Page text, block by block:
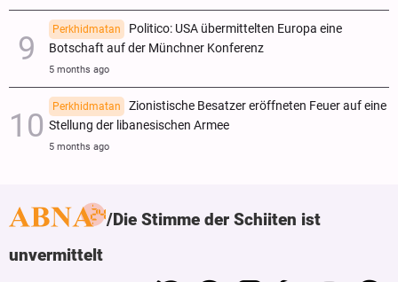
Perkhidmatan
Politico: USA übermittelten Europa eine
Botschaft auf der Münchner Konferenz
5 months ago
Perkhidmatan
Zionistische Besatzer eröffneten Feuer auf eine
Stellung der libanesischen Armee
5 months ago
Die Stimme der Schiiten ist
unvermittelt